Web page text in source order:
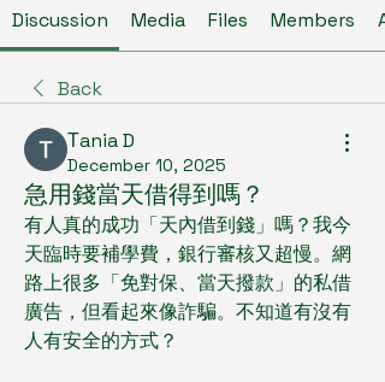
Discussion Media Files Members
Back
Тania D
December 10, 2025
急用錢當天借得到嗎？
有人真的成功「天內借到錢」嗎？我今
天臨時要補學費，銀行審核又超慢。網
路上很多「免對保、當天撥款」的私借
廣告，但看起來像詐騙。不知道有沒有
人有安全的方式？